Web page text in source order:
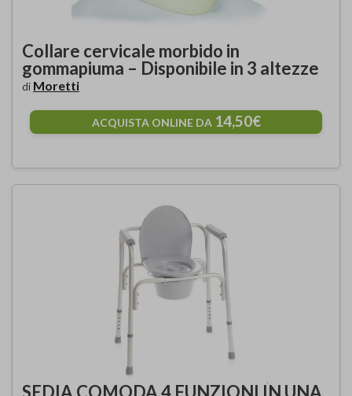
Collare cervicale morbido in
gommapiuma – Disponibile in 3 altezze
di Moretti
ACQUISTA ONLINE DA 14,50€
SEDIA COMODA 4 FUNZIONI IN UNA